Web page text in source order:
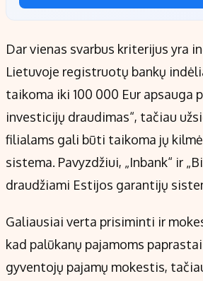
Dar vienas svarbus kriterijus yra
Lietuvoje registruotų bankų
taikoma iki 100 000 Eur apsauga
investicijų draudimas“, tačiau
filialams gali būti taikoma jų
sistema. Pavyzdžiui, „Inbank“ ir
draudžiami Estijos garantijų
Galiausiai verta prisiminti ir
kad palūkanų pajamoms
gyventojų pajamų mokestis,